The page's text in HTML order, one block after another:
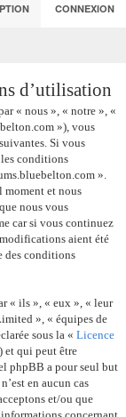
CONNEXION
d’utilisation
« nous », « notre », «
»), vous
Si vous
les conditions
».
moment et nous
nous vous
car si vous continuez
aient été
des conditions
« ils », « eux », « leur
», « équipes de
sous la « Licence
et qui peut être
phpBB a pour seul but
en aucun cas
et/ou que